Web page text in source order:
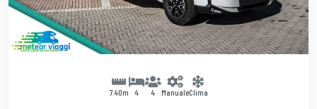
7.40m 4 4 ManualeClima